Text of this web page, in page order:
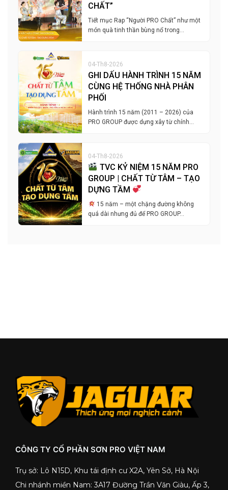
CHẤT”
Tiết mục Rap “Người PRO Chất” như một
món quà tinh thần bùng nổ trong…
04-Th8-2026
GHI DẤU HÀNH TRÌNH 15 NĂM
CÙNG HỆ THỐNG NHÀ PHÂN
PHỐI
Hành trình 15 năm (2011 – 2026) của
PRO GROUP được dựng xây từ chính…
04-Th8-2026
TVC KỶ NIỆM 15 NĂM PRO
GROUP | CHẤT TỪ TÂM – TẠO
DỰNG TẦM
15 năm – một chặng đường không
quá dài nhưng đủ để PRO GROUP…
CÔNG TY CỔ PHẦN SƠN PRO VIỆT NAM
Trụ sở: Lô N15D, Khu tái định cư X2A, Yên Sở, Hà Nội
Chi nhánh miền Nam: 3A17 Đường Trần Văn Giàu, Ấp 3,